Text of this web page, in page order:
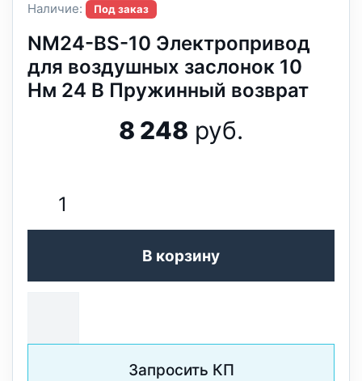
Наличие:
Под заказ
NM24-BS-10 Электропривод
для воздушных заслонок 10
Нм 24 В Пружинный возврат
8 248 руб.
В корзину
Запросить КП